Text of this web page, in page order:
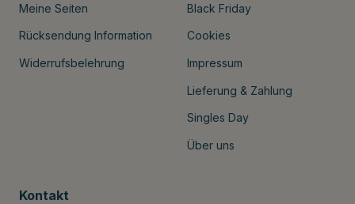
Meine Seiten
Rücksendung Information
Widerrufsbelehrung
Black Friday
Cookies
Impressum
Lieferung & Zahlung
Singles Day
Über uns
Kontakt